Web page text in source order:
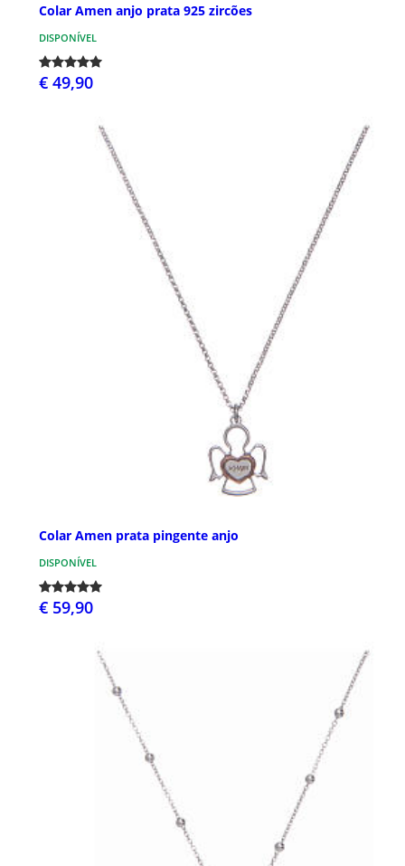
Colar Amen anjo prata 925 zircões
DISPONÍVEL
€ 49,90
Colar Amen prata pingente anjo
DISPONÍVEL
€ 59,90